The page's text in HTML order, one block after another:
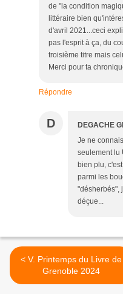
de "la condition
littéraire bien
d'avril 2021...ceci
pas l'esprit à ça, du
troisième titre mais
Merci pour ta
Répondre
D DEGACHE
Je ne
seulement lu
bien plu,
parmi les
"désherbés",
déçue...
< V. Printemps du Livre de
Grenoble 2024